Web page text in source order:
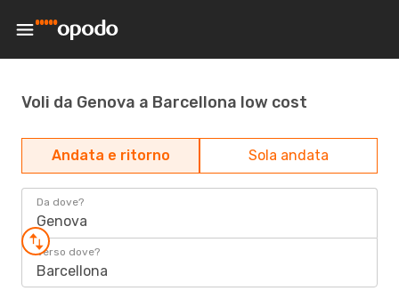
Voli da Genova a Barcellona low cost
Andata e ritorno Sola andata
Da dove?
Genova
Verso dove?
Barcellona